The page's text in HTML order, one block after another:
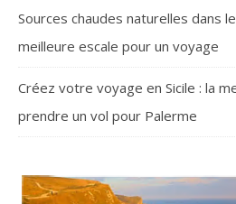
Sources chaudes naturelles dans
meilleure escale pour un voyage
Créez votre voyage en Sicile : la
prendre un vol pour Palerme